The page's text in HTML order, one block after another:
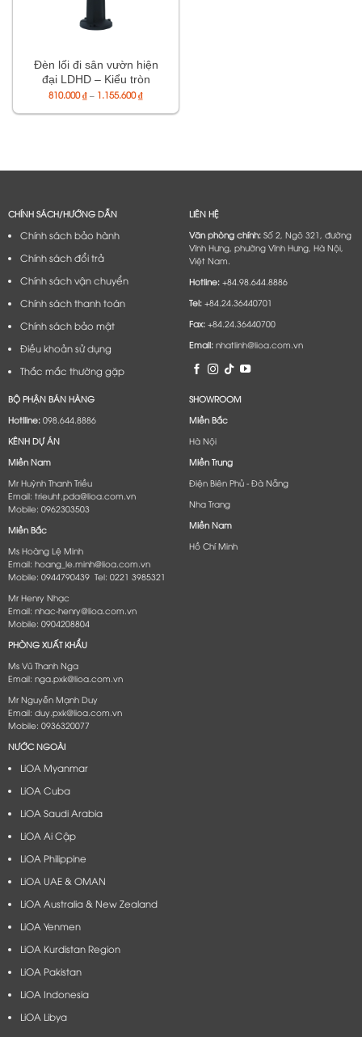
Đèn lối đi sân vườn hiện
đại LDHD – Kiểu tròn
(LDHDMB/ LDHDHB)
810.000₫ – 1.155.600₫Khoảng
giá:
từ
CHÍNH SÁCH/HƯỚNG DẪN
Chính sách bảo hành
Chính sách đổi trả
Chính sách vận chuyển
Chính sách thanh toán
Chính sách bảo mật
Điều khoản sử dụng
Thắc mắc thường gặp
LIÊN HỆ
Văn phòng chính:Số 2, Ngõ 321, đường
Vĩnh Hưng, phường Vĩnh Hưng, Hà Nội,
Việt Nam.
Hotline:+84.98.644.8886
Tel:+84.24.36440701
Fax:+84.24.36440700
Email:nhatlinh@lioa.com.vn
BỘ PHẬN BÁN HÀNG
Hotlline:098.644.8886
KÊNH DỰ ÁN
Miền Nam
Mr Huỳnh Thanh Triều
Email: trieuht.pda@lioa.com.vn
Mobile: 0962303503
Miền Bắc
Ms Hoàng Lệ Minh
Email: hoang_le.minh@lioa.com.vn
Mobile: 0944790439 Tel: 0221 3985321
Mr Henry Nhạc
Email: nhac-henry@lioa.com.vn
Mobile: 0904208804
PHÒNG XUẤT KHẨU
Ms Vũ Thanh Nga
Email: nga.pxk@lioa.com.vn
Mr Nguyễn Mạnh Duy
Email: duy.pxk@lioa.com.vn
Mobile: 0936320077
SHOWROOM
Miền Bắc
Hà Nội
Miền Trung
Điện Biên Phủ - Đà Nẵng​
Nha Trang
Miền Nam
Hồ Chí Minh
NƯỚC NGOÀI
LiOA Myanmar
LiOA Cuba
LiOA Saudi Arabia
LiOA Ai Cập
LiOA Philippine
LiOA UAE & OMAN
LiOA Australia & New Zealand
LiOA Yenmen
LiOA Kurdistan Region
LiOA Pakistan
LiOA Indonesia
LiOA Libya